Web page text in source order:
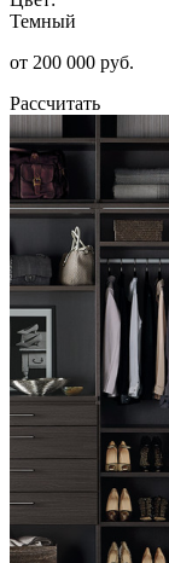
Темный
от 200 000 руб.
Рассчитать